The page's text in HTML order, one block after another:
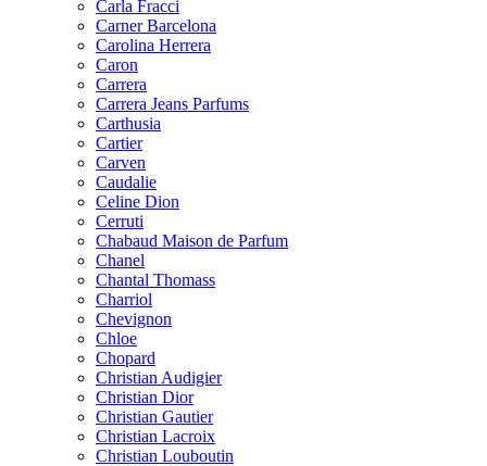
Carla Fracci
Carner Barcelona
Carolina Herrera
Caron
Carrera
Carrera Jeans Parfums
Carthusia
Cartier
Carven
Caudalie
Celine Dion
Cerruti
Chabaud Maison de Parfum
Chanel
Chantal Thomass
Charriol
Chevignon
Chloe
Chopard
Christian Audigier
Christian Dior
Christian Gautier
Christian Lacroix
Christian Louboutin